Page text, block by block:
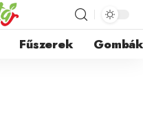
Fűszerek Gombák